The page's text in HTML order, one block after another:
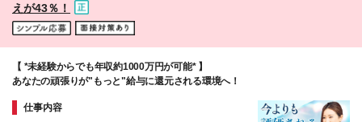
えが43％！
【 *未経験からでも年収約1000万円が可能* 】
あなたの頑張りが"もっと"給与に還元される環境へ！
仕事内容